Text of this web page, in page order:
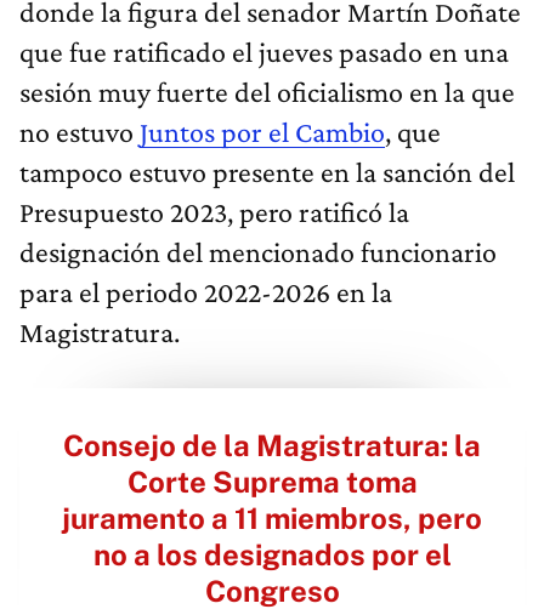
donde la figura del senador Martín Doñate
que fue ratificado el jueves pasado en una
sesión muy fuerte del oficialismo en la que
no estuvo Juntos por el Cambio, que
tampoco estuvo presente en la sanción del
Presupuesto 2023, pero ratificó la
designación del mencionado funcionario
para el periodo 2022-2026 en la
Magistratura.
Consejo de la Magistratura: la
Corte Suprema toma
juramento a 11 miembros, pero
no a los designados por el
Congreso